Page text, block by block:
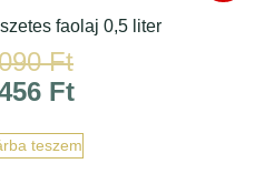
faolaj 0,5 liter
Ft
Ft
teszem